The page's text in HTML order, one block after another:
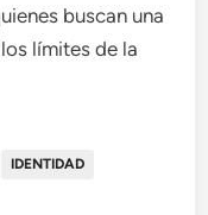
buscan una
límites de la
IDENTIDAD